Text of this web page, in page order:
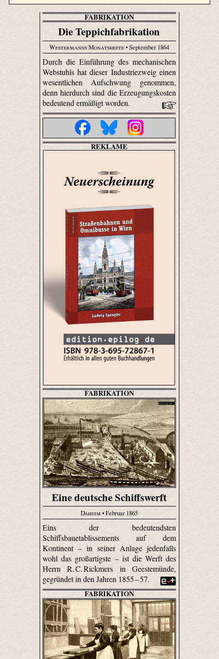
FABRIKATION
Die Teppichfabrikation
Westermanns Monatshefte• September 1864
Durch die Einführung des mechanischen
Webstuhls hat dieser Industriezweig einen
wesentlichen Aufschwung genommen,
denn hierdurch sind die Erzeugungskosten
bedeutend ermäßigt worden.
REKLAME
FABRIKATION
Eine deutsche Schiffswerft
Daheim• Februar 1865
Eins der bedeutendsten
Schiffsbauetablissements auf dem
Kontinent – in seiner Anlage jedenfalls
wohl das großartigste – ist die Werft des
Herrn R. C. Rickmers in Geestemünde,
gegründet in den Jahren 1855 – 57.
FABRIKATION